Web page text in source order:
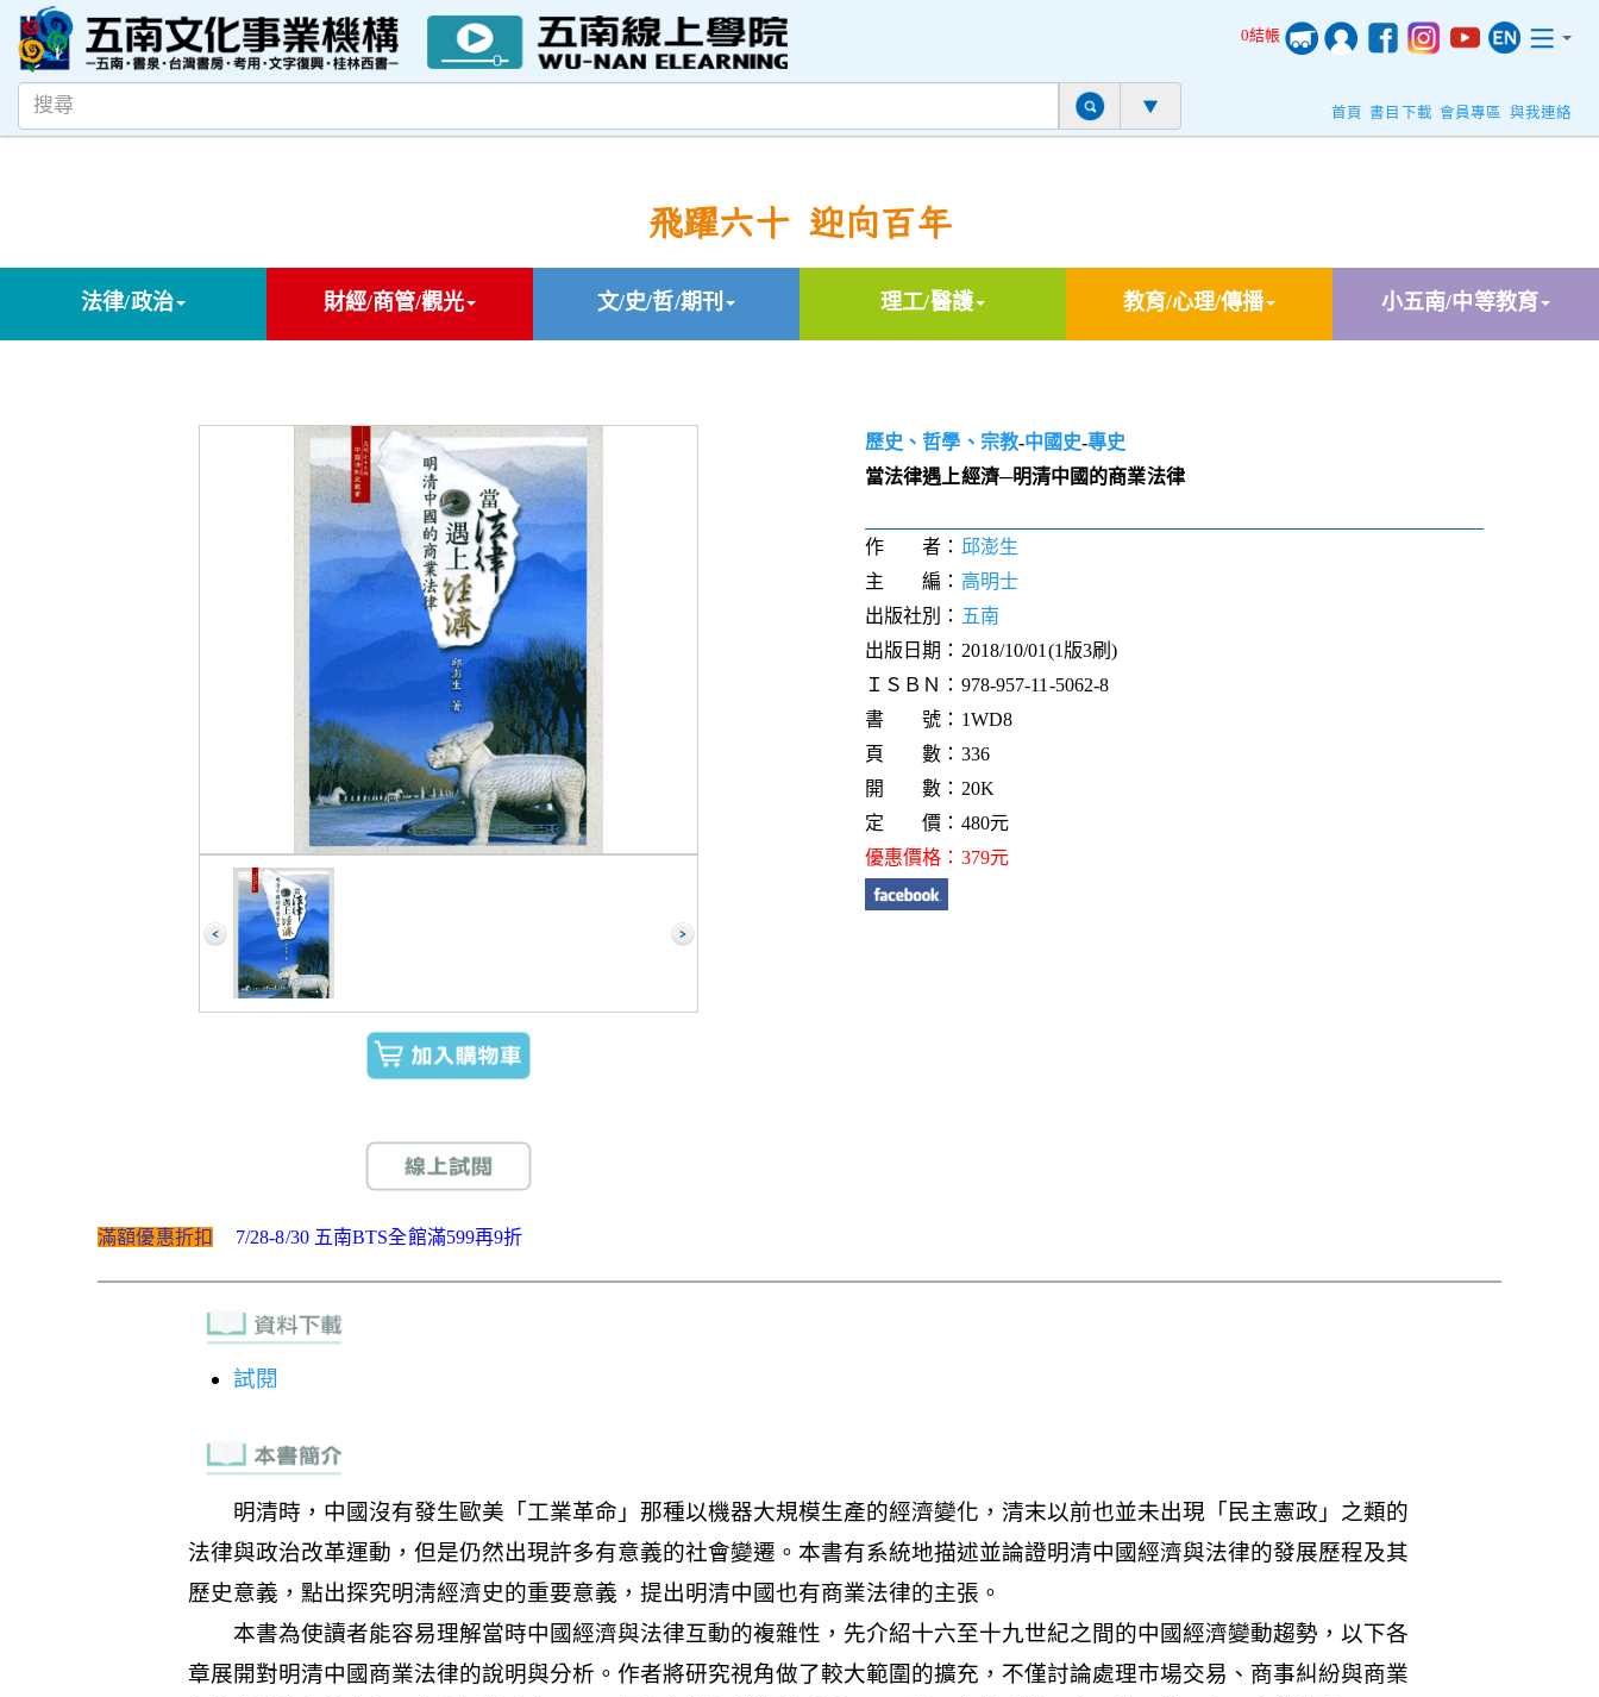
0結帳
首頁 書目下載 會員專區 與我連絡
飛躍六十 迎向百年
法律/政治 財經/商管/觀光 文/史/哲/期刊 理工/醫護 教育/心理/傳播 小五南/中等教育
歷史、哲學、宗教-中國史-專史
當法律遇上經濟─明清中國的商業法律
作 者： 邱澎生
主 編： 高明士
出版社別： 五南
出版日期：2018/10/01(1版3刷)
ＩＳＢＮ：978-957-11-5062-8
書 號：1WD8
頁 數：336
開 數：20K
定 價：480元
優惠價格：379元
滿額優惠折扣 7/28-8/30 五南BTS全館滿599再9折
試閱